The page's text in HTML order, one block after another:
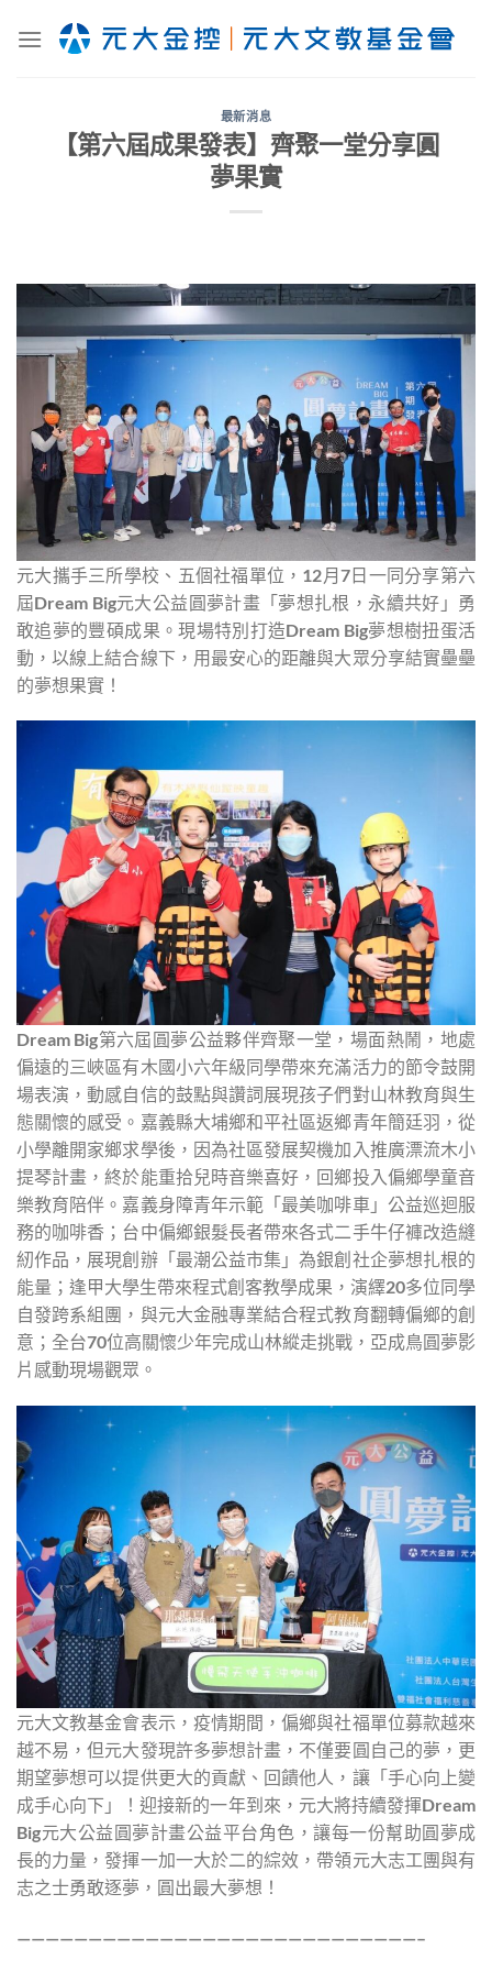
最新消息
【第六屆成果發表】齊聚一堂分享圓
夢果實
元大攜手三所學校、五個社福單位，12月7日一同分享第六
屆Dream Big元大公益圓夢計畫「夢想扎根，永續共好」勇
敢追夢的豐碩成果。現場特別打造Dream Big夢想樹扭蛋活
動，以線上結合線下，用最安心的距離與大眾分享結實壘壘
的夢想果實！
Dream Big第六屆圓夢公益夥伴齊聚一堂，場面熱鬧，地處
偏遠的三峽區有木國小六年級同學帶來充滿活力的節令鼓開
場表演，動感自信的鼓點與讚詞展現孩子們對山林教育與生
態關懷的感受。嘉義縣大埔鄉和平社區返鄉青年簡廷羽，從
小學離開家鄉求學後，因為社區發展契機加入推廣漂流木小
提琴計畫，終於能重拾兒時音樂喜好，回鄉投入偏鄉學童音
樂教育陪伴。嘉義身障青年示範「最美咖啡車」公益巡迴服
務的咖啡香；台中偏鄉銀髮長者帶來各式二手牛仔褲改造縫
紉作品，展現創辦「最潮公益市集」為銀創社企夢想扎根的
能量；逢甲大學生帶來程式創客教學成果，演繹20多位同學
自發跨系組團，與元大金融專業結合程式教育翻轉偏鄉的創
意；全台70位高關懷少年完成山林縱走挑戰，亞成鳥圓夢影
片感動現場觀眾。
元大文教基金會表示，疫情期間，偏鄉與社福單位募款越來
越不易，但元大發現許多夢想計畫，不僅要圓自己的夢，更
期望夢想可以提供更大的貢獻、回饋他人，讓「手心向上變
成手心向下」！迎接新的一年到來，元大將持續發揮Dream
Big元大公益圓夢計畫公益平台角色，讓每一份幫助圓夢成
長的力量，發揮一加一大於二的綜效，帶領元大志工團與有
志之士勇敢逐夢，圓出最大夢想！
————————————————————————————–